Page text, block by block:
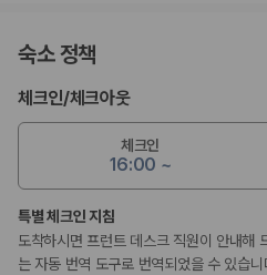
숙소 정책
체크인/체크아웃
체크인
16:00 ~
특별 체크인 지침
도착하시면 프런트 데스크 직원이 안내해
는 자동 번역 도구로 번역되었을 수 있습니